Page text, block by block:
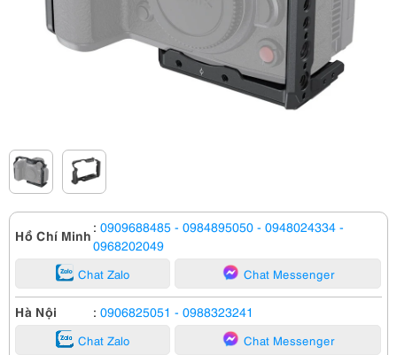
Hồ Chí Minh : 0909688485 - 0984895050 - 0948024334 -
0968202049
Chat Zalo Chat Messenger
Hà Nội : 0906825051 - 0988323241
Chat Zalo Chat Messenger